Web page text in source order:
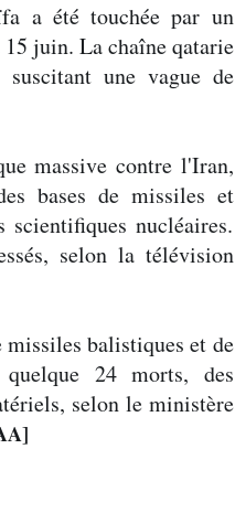
a été touchée par un
juin. La chaîne qatarie
une vague de
massive contre l'Iran,
bases de missiles et
scientifiques nucléaires.
selon la télévision
balistiques et de
24 morts, des
selon le ministère